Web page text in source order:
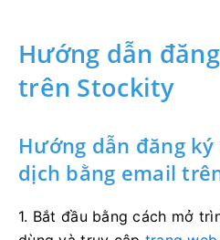
Hướng dẫn
trên Stockity
Hướng dẫn đăng
dịch bằng email
1. Bắt đầu bằng cách mở